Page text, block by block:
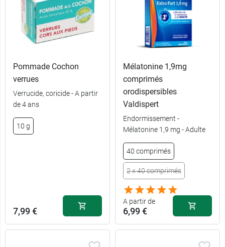
Pommade Cochon
verrues
Verrucide, coricide - A partir
de 4 ans
10 g
7,99 €
Mélatonine 1,9mg
comprimés
orodispersibles
Valdispert
Endormissement -
Mélatonine 1,9 mg - Adulte
40 comprimés
2 x 40 comprimés
A partir de
6,99 €